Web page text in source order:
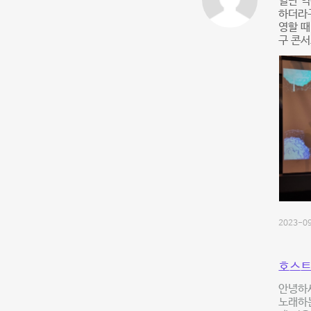
하더라
영할
구 콘
2023-
호스
안녕하
노래하